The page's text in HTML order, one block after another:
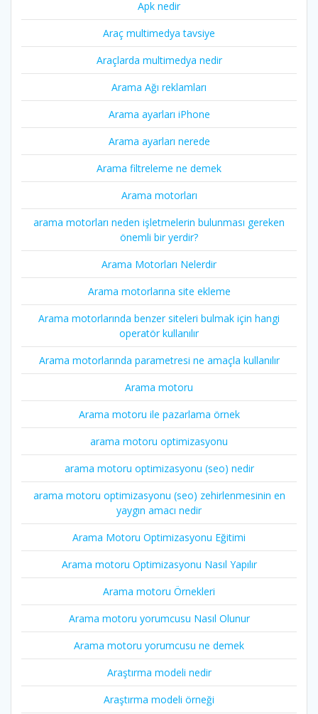
Apk nedir
Araç multimedya tavsiye
Araçlarda multimedya nedir
Arama Ağı reklamları
Arama ayarları iPhone
Arama ayarları nerede
Arama filtreleme ne demek
Arama motorları
arama motorları neden işletmelerin bulunması gereken
önemli bir yerdir?
Arama Motorları Nelerdir
Arama motorlarına site ekleme
Arama motorlarında benzer siteleri bulmak için hangi
operatör kullanılır
Arama motorlarında parametresi ne amaçla kullanılır
Arama motoru
Arama motoru ile pazarlama örnek
arama motoru optimizasyonu
arama motoru optimizasyonu (seo) nedir
arama motoru optimizasyonu (seo) zehirlenmesinin en
yaygın amacı nedir
Arama Motoru Optimizasyonu Eğitimi
Arama motoru Optimizasyonu Nasıl Yapılır
Arama motoru Örnekleri
Arama motoru yorumcusu Nasıl Olunur
Arama motoru yorumcusu ne demek
Araştırma modeli nedir
Araştırma modeli örneği